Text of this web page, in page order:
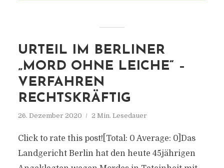
URTEIL IM BERLINER
„MORD OHNE LEICHE“ –
VERFAHREN
RECHTSKRÄFTIG
26. Dezember 2020 2 Min. Lesedauer
Click to rate this post![Total: 0 Average: 0]Das
Landgericht Berlin hat den heute 45jährigen